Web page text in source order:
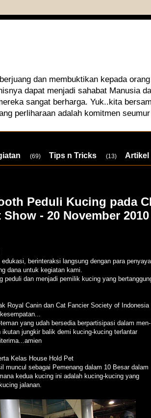
dan membuktikan kepada
dapat menjadi sahabat Manusia
sangat berharga. Yuk..kita
perliharaan adalah komitmen
(69) Tips n Tricks (13) Artikel
Peduli Kucing pada
- 20 November 2010
berinteraksi langsung dengan para
dana untuk kegiatan kami.
peduli dan menjadi pemilik kucing yang
Royal Canin dan Cat Fancier Society of Indonesia
yang udah bersedia berpartisipasi dalam men-
jungkir balik demi kucing-kucing terlantar
Kelas House Hold Pet
muncul sebagai Pemenang dalam 10 Besar dalam
kedua kucing ini adalah kucing-kucing yang
jalanan.